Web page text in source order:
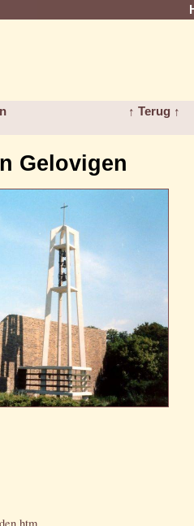
↑ Terug ↑
Gelovigen